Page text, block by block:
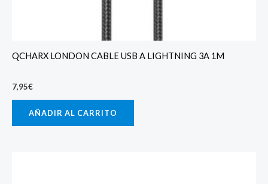
QCHARX LONDON CABLE USB A LIGHTNING 3A 1M
7,95€
AÑADIR AL CARRITO